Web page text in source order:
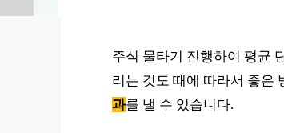
주식 물타기 진행하여 평균
리는 것도 때에 따라서 좋은
과를 낼 수 있습니다.